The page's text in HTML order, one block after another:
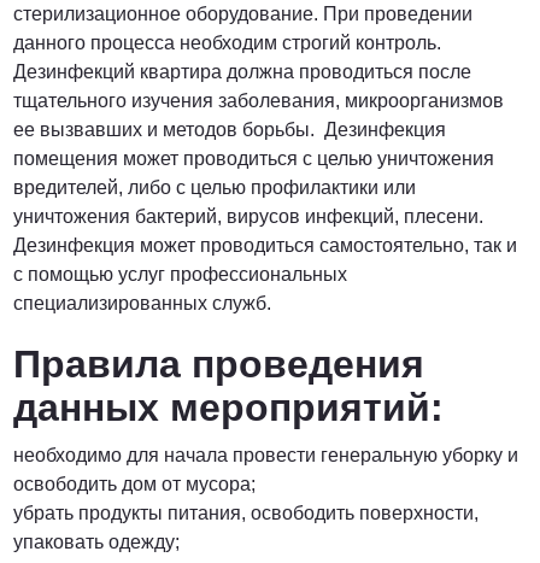
стерилизационное оборудование. При проведении
данного процесса необходим строгий контроль.
Дезинфекций квартира должна проводиться после
тщательного изучения заболевания, микроорганизмов
ее вызвавших и методов борьбы. Дезинфекция
помещения может проводиться с целью уничтожения
вредителей, либо с целью профилактики или
уничтожения бактерий, вирусов инфекций, плесени.
Дезинфекция может проводиться самостоятельно, так и
с помощью услуг профессиональных
специализированных служб.
Правила проведения
данных мероприятий:
необходимо для начала провести генеральную уборку и
освободить дом от мусора;
убрать продукты питания, освободить поверхности,
упаковать одежду;